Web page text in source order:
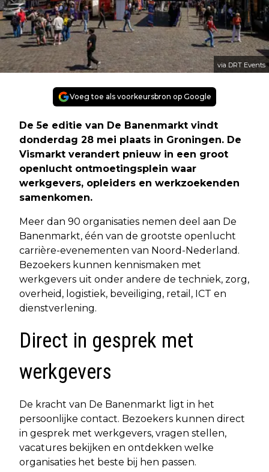
via DRT Events
Voeg toe als voorkeursbron op Google
De 5e editie van De Banenmarkt vindt
donderdag 28 mei plaats in Groningen. De
Vismarkt verandert pnieuw in een groot
openlucht ontmoetingsplein waar
werkgevers, opleiders en werkzoekenden
samenkomen.
Meer dan 90 organisaties nemen deel aan De
Banenmarkt, één van de grootste openlucht
carrière-evenementen van Noord-Nederland.
Bezoekers kunnen kennismaken met
werkgevers uit onder andere de techniek, zorg,
overheid, logistiek, beveiliging, retail, ICT en
dienstverlening.
Direct in gesprek met
werkgevers
De kracht van De Banenmarkt ligt in het
persoonlijke contact. Bezoekers kunnen direct
in gesprek met werkgevers, vragen stellen,
vacatures bekijken en ontdekken welke
organisaties het beste bij hen passen.